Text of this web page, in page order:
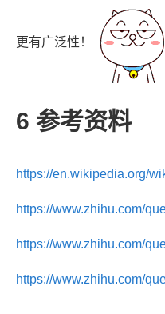
更有广泛性！
6 参考资料
https://en.wikipedia.org/
https://www.zhihu.com/
https://www.zhihu.com/
https://www.zhihu.com/